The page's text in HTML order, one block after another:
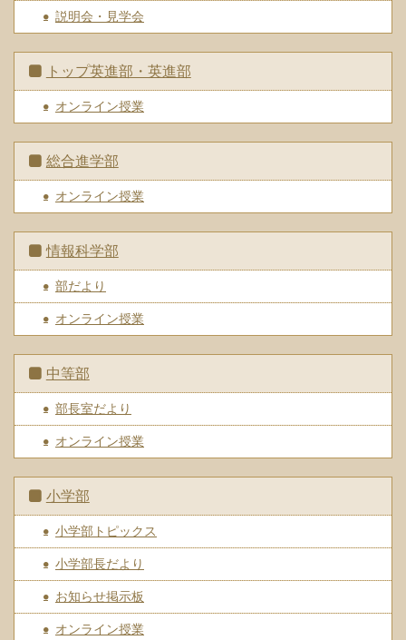
説明会・見学会
トップ英進部・英進部
オンライン授業
総合進学部
オンライン授業
情報科学部
部だより
オンライン授業
中等部
部長室だより
オンライン授業
小学部
小学部トピックス
小学部長だより
お知らせ掲示板
オンライン授業